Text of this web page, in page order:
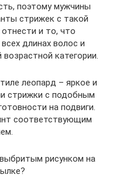
поэтому мужчины
стрижек с такой
и то, что
длинах волос и
категории.
леопард – яркое и
стрижки с подобным
на подвиги.
соответствующим
рисунком на